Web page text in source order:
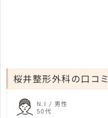
桜井整形外科の口コミ
N.I / 男性
50代